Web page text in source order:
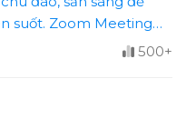
suốt. Zoom Meeting
trên máy tính PC,500+